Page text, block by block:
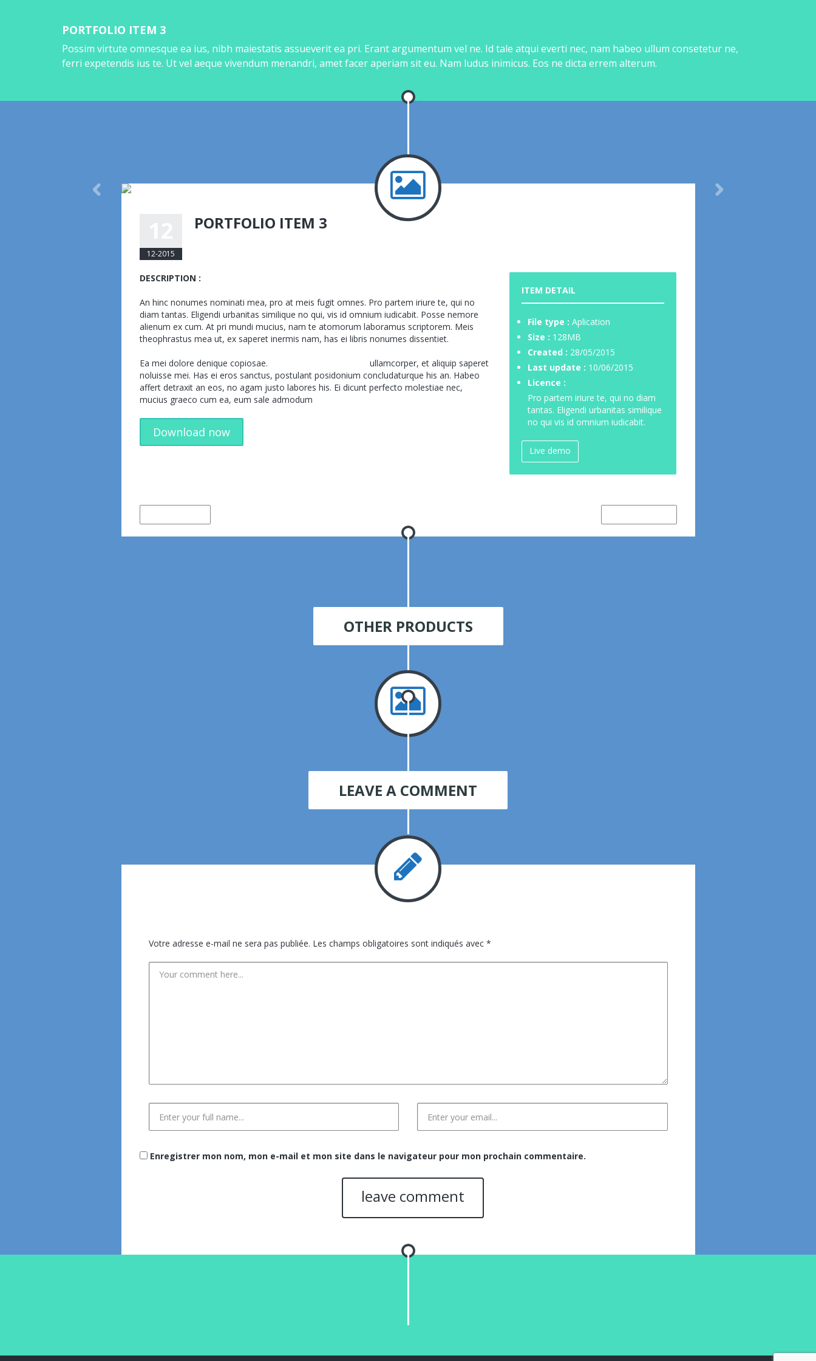
PORTFOLIO ITEM 3
Possim virtute omnesque ea ius, nibh maiestatis assueverit ea pri. Erant argumentum vel ne. Id tale atqui everti nec, nam habeo ullum consetetur ne,
ferri expetendis ius te. Ut vel aeque vivendum menandri, amet facer aperiam sit eu. Nam ludus inimicus. Eos ne dicta errem alterum.
12-2015
PORTFOLIO ITEM 3
DESCRIPTION :
An hinc nonumes nominati mea, pro at meis fugit omnes. Pro partem iriure te, qui no
diam tantas. Eligendi urbanitas similique no qui, vis id omnium iudicabit. Posse nemore
alienum ex cum. At pri mundi mucius, nam te atomorum laboramus scriptorem. Meis
theophrastus mea ut, ex saperet inermis nam, has ei libris nonumes dissentiet.
Ea mei dolore denique copiosae.
ullamcorper, et aliquip saperet
noluisse mei. Has ei eros sanctus, postulant posidonium concludaturque his an. Habeo
affert detraxit an eos, no agam justo labores his. Ei dicunt perfecto molestiae nec,
mucius graeco cum ea, eum sale admodum
Download now
ITEM DETAIL
File type : Aplication
Size : 128MB
Created : 28/05/2015
Last update : 10/06/2015
Licence :
Pro partem iriure te, qui no diam
tantas. Eligendi urbanitas similique
no qui vis id omnium iudicabit.
Live demo
OTHER PRODUCTS
LEAVE A COMMENT
Votre adresse e-mail ne sera pas publiée. Les champs obligatoires sont indiqués avec *
Enregistrer mon nom, mon e-mail et mon site dans le navigateur pour mon prochain commentaire.